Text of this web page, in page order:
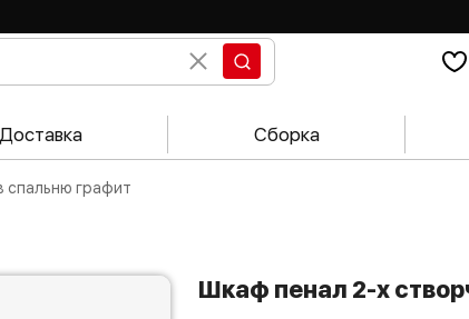
Доставка Сборка
спальню графит
Шкаф пенал 2-х